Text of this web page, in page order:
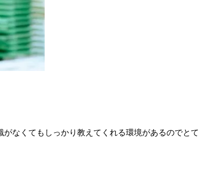
なくてもしっかり教えてくれる環境があるのでとて